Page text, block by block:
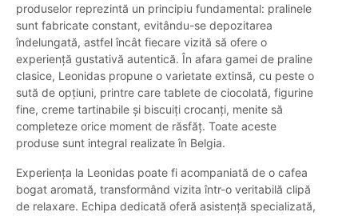
produselor reprezintă un principiu fundamental: pralinele
sunt fabricate constant, evitându-se depozitarea
îndelungată, astfel încât fiecare vizită să ofere o
experiență gustativă autentică. În afara gamei de praline
clasice, Leonidas propune o varietate extinsă, cu peste o
sută de opțiuni, printre care tablete de ciocolată, figurine
fine, creme tartinabile și biscuiți crocanți, menite să
completeze orice moment de răsfăț. Toate aceste
produse sunt integral realizate în Belgia.
Experiența la Leonidas poate fi acompaniată de o cafea
bogat aromată, transformând vizita într-o veritabilă clipă
de relaxare. Echipa dedicată oferă asistență specializată,